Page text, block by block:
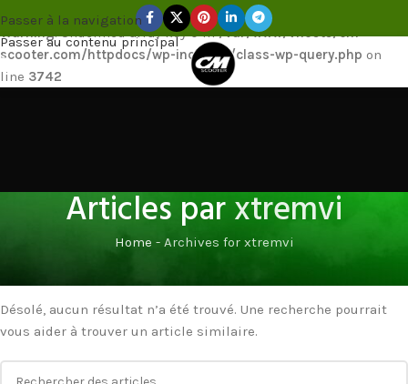
Passer à la navigation
Passer au contenu principal
MENU
Warning: Undefined array key 0 in/var/www/vhosts/cm-
scooter.com/httpdocs/wp-includes/class-wp-query.php on
line 3742
Articles parxtremvi
Home - Archives for xtremvi
Rien trouvé
Désolé, aucun résultat n’a été trouvé. Une recherche pourrait
vous aider à trouver un article similaire.